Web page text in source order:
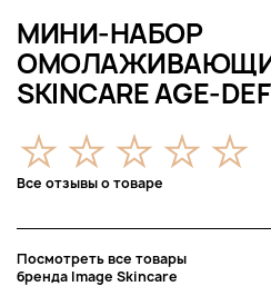
МИНИ-НАБОР
SKINCARE AGE-
Все отзывы о товаре
Посмотреть все товары
бренда Image Skincare